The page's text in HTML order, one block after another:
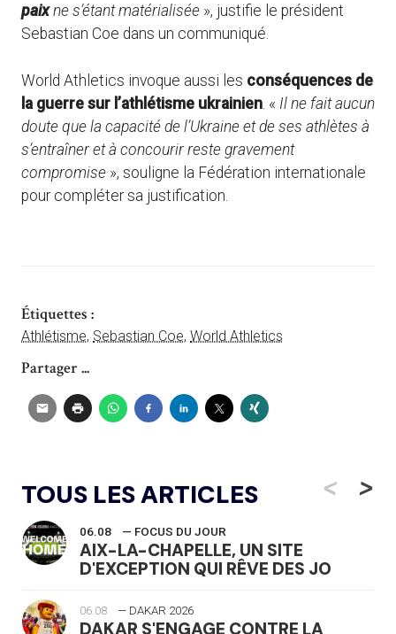
paixne s’étant matérialisée », justifie le président
Sebastian Coe dans un communiqué.
World Athletics invoque aussi les conséquences de
la guerre sur l’athlétisme ukrainien . « Il ne fait aucun
doute que la capacité de l’Ukraine et de ses athlètes à
s’entraîner et à concourir reste gravement
compromise », souligne la Fédération internationale
pour compléter sa justification.
Étiquettes :
Athlétisme, Sebastian Coe, World Athletics
Partager ...
TOUS LES ARTICLES <
06.08 — FOCUS DU JOUR
AIX-LA-CHAPELLE, UN SITE
D'EXCEPTION QUI RÊVE DES JO
06.08 — DAKAR 2026
DAKAR S'ENGAGE CONTRE LA
>